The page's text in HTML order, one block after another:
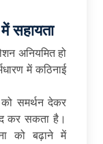
सहायता
अनियमित हो
में कठिनाई
समर्थन देकर
कर सकता है।
को बढ़ाने में